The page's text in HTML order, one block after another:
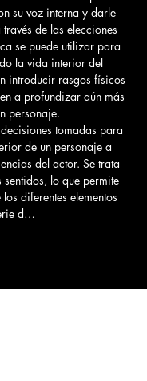
su voz interna y darle
de las elecciones
se puede utilizar para
la vida interior del
introducir rasgos físicos
a profundizar aún más
personaje.
de un personaje a
del actor. Se trata
lo que permite
diferentes elementos
d…